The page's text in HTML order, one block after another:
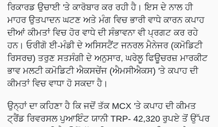
ਰਿਕਾਰਡ ਉਚਾਈ 'ਤੇ ਕਾਰੋਬਾਰ ਕਰ ਰਹੀ ਹੈ। ਇਸ ਦੇ ਨਾਲ ਹੀ
ਮਾਹਰ ਉਤਪਾਦਨ ਘਟਣ ਅਤੇ ਮੰਗ ਵਿਚ ਭਾਰੀ ਵਾਧੇ ਕਾਰਨ ਕਪਾਹ
ਦੀਆਂ ਕੀਮਤਾਂ ਵਿਚ ਹੋਰ ਵਾਧੇ ਦੀ ਸੰਭਾਵਨਾ ਵੀ ਪ੍ਰਗਟ ਕਰ ਰਹੇ
ਹਨ। ਓਰੀਗੋ ਈ-ਮੰਡੀ ਦੇ ਅਸਿਸਟੈਂਟ ਜਨਰਲ ਮੈਨੇਜਰ (ਕਮੋਡਿਟੀ
ਰਿਸਰਚ) ਤਰੁਣ ਸਤਸੰਗੀ ਦੇ ਅਨੁਸਾਰ, ਘਰੇਲੂ ਫਿਊਚਰਜ਼ ਮਾਰਕੀਟ
ਭਾਵ ਮਲਟੀ ਕਮੋਡਿਟੀ ਐਕਸਚੇਂਜ (ਐਮਸੀਐਕਸ) 'ਤੇ ਕਪਾਹ ਦੀ
ਕੀਮਤਾਂ ਵਿਚ ਵਾਧਾ ਹੋ ਸਕਦਾ ਹੈ।
ਉਨ੍ਹਾਂ ਦਾ ਕਹਿਣਾ ਹੈ ਕਿ ਜਦੋਂ ਤੱਕ MCX 'ਤੇ ਕਪਾਹ ਦੀ ਕੀਮਤ
ਟ੍ਰੈਂਡ ਰਿਵਰਸਲ ਪੁਆਇੰਟ ਯਾਨੀ TRP- 42,320 ਰੁਪਏ ਤੋਂ ਉੱਪਰ